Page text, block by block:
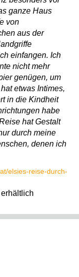
ganze Haus
von
aus der
einfangen. Ich
nicht mehr
genügen, um
etwas Intimes,
in die Kindheit
habe
hat Gestalt
durch meine
denen ich
elsies-reise-durch-